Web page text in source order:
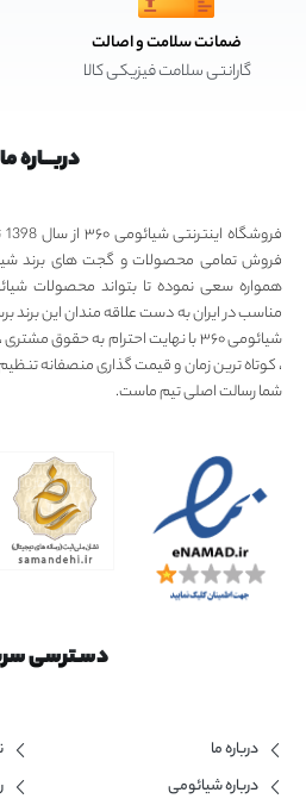
ضمانت سلامت و اصالت
گارانتی سلامت فیزیکی کالا
دربـــاره ما
فروش تمامی محصولات و گجت های برند
همواره سعی نموده تا بتواند محصولات
مناسب در ایران به دست علاقه مندان این
شیائومی ۳۶۰ با نهایت احترام به
، کوتاه ترین زمان و قیمت گذاری منصفانه
شما رسالت اصلی تیم ماست.
دسـترسی
درباره ما
درباره شیائومی